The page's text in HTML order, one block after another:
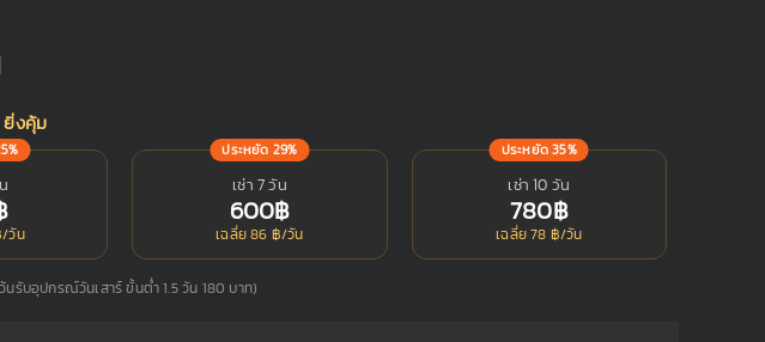
ยิ่งคุ้ม
/วัน
ประหยัด 29%
เช่า 7 วัน
600฿
เฉลี่ย 86 ฿/วัน
ประหยัด 35%
เช่า 10 วัน
780฿
เฉลี่ย 78 ฿/วัน
นรับอุปกรณ์วันเสาร์ ขั้นต่ำ 1.5 วัน 180 บาท)